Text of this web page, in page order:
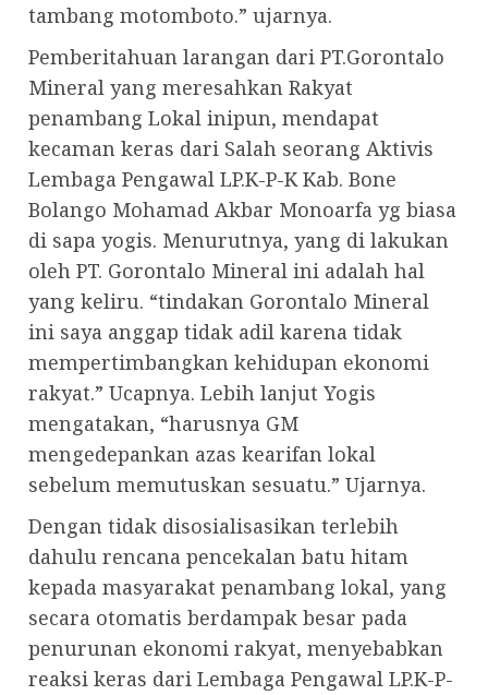
tambang motomboto.” ujarnya.
Pemberitahuan larangan dari PT.Gorontalo
Mineral yang meresahkan Rakyat
penambang Lokal inipun, mendapat
kecaman keras dari Salah seorang Aktivis
Lembaga Pengawal LP.K-P-K Kab. Bone
Bolango Mohamad Akbar Monoarfa yg biasa
di sapa yogis. Menurutnya, yang di lakukan
oleh PT. Gorontalo Mineral ini adalah hal
yang keliru. “tindakan Gorontalo Mineral
ini saya anggap tidak adil karena tidak
mempertimbangkan kehidupan ekonomi
rakyat.” Ucapnya. Lebih lanjut Yogis
mengatakan, “harusnya GM
mengedepankan azas kearifan lokal
sebelum memutuskan sesuatu.” Ujarnya.
Dengan tidak disosialisasikan terlebih
dahulu rencana pencekalan batu hitam
kepada masyarakat penambang lokal, yang
secara otomatis berdampak besar pada
penurunan ekonomi rakyat, menyebabkan
reaksi keras dari Lembaga Pengawal LP.K-P-